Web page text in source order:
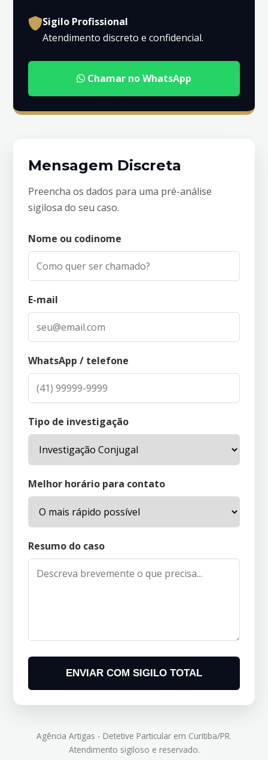
Sigilo Profissional
Atendimento discreto e confidencial.
Chamar no WhatsApp
Mensagem Discreta
Preencha os dados para uma pré-análise
sigilosa do seu caso.
Nome ou codinome
E-mail
WhatsApp / telefone
Tipo de investigação
Melhor horário para contato
Resumo do caso
ENVIAR COM SIGILO TOTAL
Agência Artigas - Detetive Particular em Curitiba/PR.
Atendimento sigiloso e reservado.